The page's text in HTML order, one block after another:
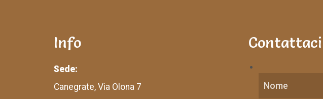
Info
Sede:
Canegrate, Via Olona 7
Contattaci